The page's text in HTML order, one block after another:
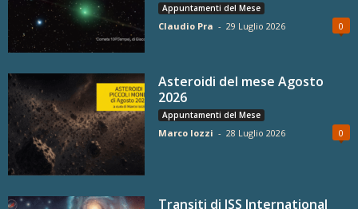
Appuntamenti del Mese
Claudio Pra - 29 Luglio 2026 0
Asteroidi del mese Agosto
2026
Appuntamenti del Mese
Marco Iozzi - 28 Luglio 2026 0
Transiti di ISS International